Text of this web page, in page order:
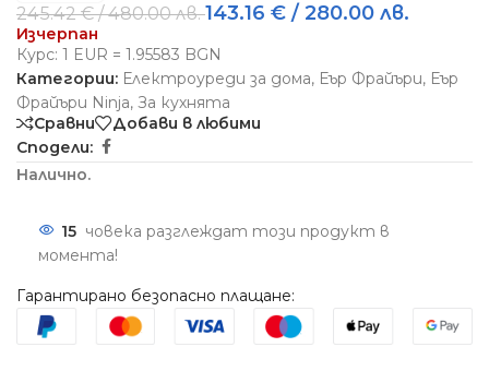
245.42€/ 480.00 лв.143.16 € / 280.00 лв.
Изчерпан
Курс: 1 EUR = 1.95583 BGN
Категории: Електроуреди за дома, Еър Фрайъри, Еър
Фрайъри Ninja, За кухнята
Сравни
Добави в любими
Сподели:
Налично.
15 човека разглеждат този продукт в
момента!
Гарантирано безопасно плащане: